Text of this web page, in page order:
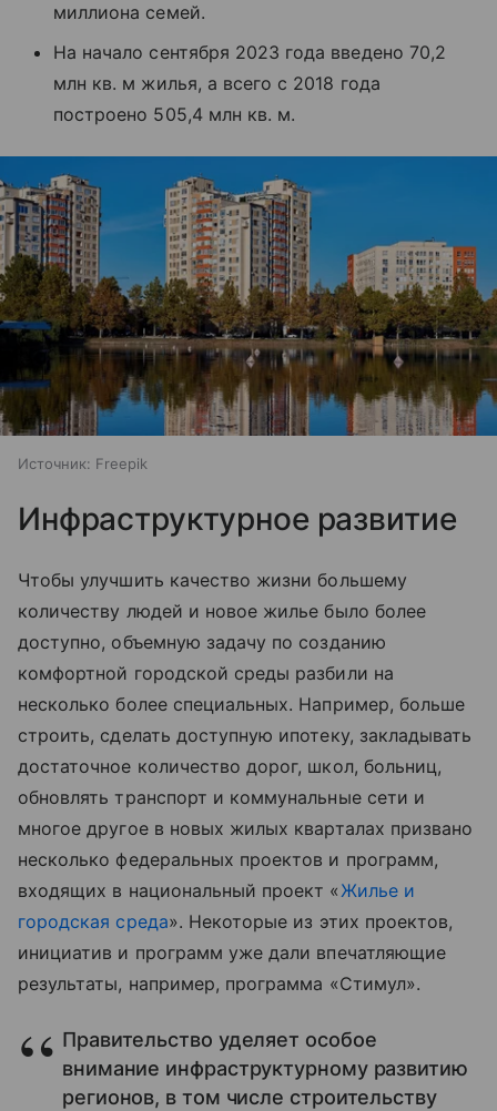
миллиона семей.
На начало сентября 2023 года введено 70,2
млн кв. м жилья, а всего с 2018 года
построено 505,4 млн кв. м.
Источник: Freepik
Инфраструктурное развитие
Чтобы улучшить качество жизни большему
количеству людей и новое жилье было более
доступно, объемную задачу по созданию
комфортной городской среды разбили на
несколько более специальных. Например, больше
строить, сделать доступную ипотеку, закладывать
достаточное количество дорог, школ, больниц,
обновлять транспорт и коммунальные сети и
многое другое в новых жилых кварталах призвано
несколько федеральных проектов и программ,
входящих в национальный проект «Жилье и
городская среда». Некоторые из этих проектов,
инициатив и программ уже дали впечатляющие
результаты, например, программа «Стимул».
Правительство уделяет особое
внимание инфраструктурному развитию
регионов, в том числе строительству